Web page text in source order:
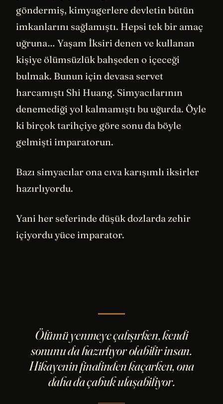
göndermiş, kimyagerlere devletin bütün
imkanlarını sağlamıştı. Hepsi tek bir amaç
uğruna… Yaşam İksiri denen ve kullanan
kişiye ölümsüzlük bahşeden o içeceği
bulmak. Bunun için devasa servet
harcamıştı Shi Huang. Simyacılarının
denemediği yol kalmamıştı bu uğurda. Öyle
ki birçok tarihçiye göre sonu da böyle
gelmişti imparatorun.
Bazı simyacılar ona cıva karışımlı iksirler
hazırlıyordu.
Yani her seferinde düşük dozlarda zehir
içiyordu yüce imparator.
Ölümü yenmeye çalışırken, kendi
sonunu da hazırlıyor olabilir insan.
Hikayenin finalinden kaçarken, ona
daha da çabuk ulaşabiliyor.